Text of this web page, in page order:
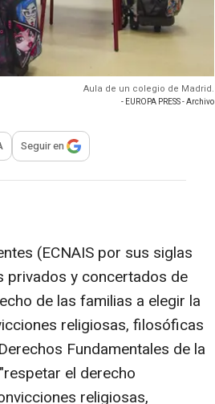
Aula de un colegio de Madrid.
- EUROPA PRESS - Archivo
para compartir
Seguir en
(ECNAIS por sus siglas
privados y concertados de
de las familias a elegir la
religiosas, filosóficas
Fundamentales de la
el derecho
religiosas,